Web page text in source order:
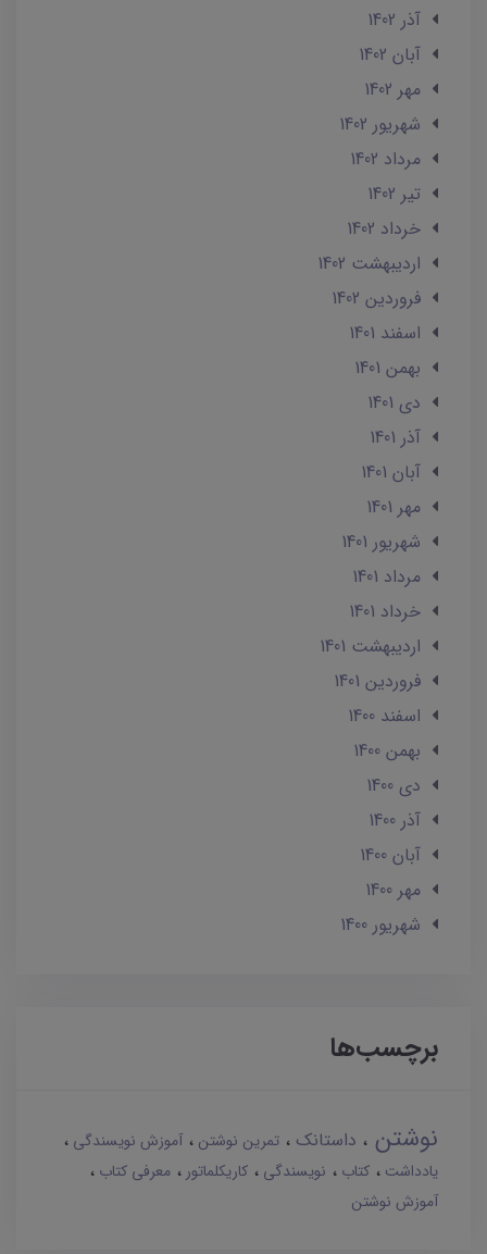
آذر 1402
آبان 1402
مهر 1402
شهریور 1402
مرداد 1402
تير 1402
خرداد 1402
ارديبهشت 1402
فروردین 1402
اسفند 1401
بهمن 1401
دی 1401
آذر 1401
آبان 1401
مهر 1401
شهریور 1401
مرداد 1401
خرداد 1401
ارديبهشت 1401
فروردین 1401
اسفند 1400
بهمن 1400
دی 1400
آذر 1400
آبان 1400
مهر 1400
شهریور 1400
برچسب‌ها
نوشتن داستانک تمرین نوشتن
آموزش نویسندگی
یادداشت
کتاب نویسندگی کاریکلماتور
معرفی کتاب
آموزش نوشتن